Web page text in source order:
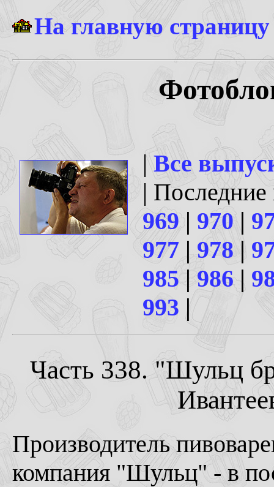
На главную
|Все
|
969| 970|
977 | 978 |
985 | 986|
993 |
Часть 338. "Шульц
Производитель
компания "Шульц" - в